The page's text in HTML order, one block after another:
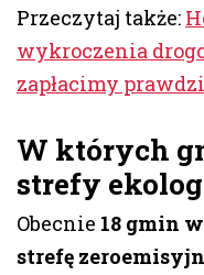
Przeczytaj także:
wykroczenia
zapłacimy
W których
strefy
Obecnie 18 gmin
strefę